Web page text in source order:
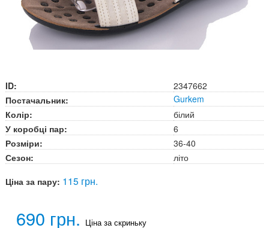
ID:
2347662
Постачальник:
Gurkem
Колір:
білий
У коробці пар:
6
Розміри:
36-40
Сезон:
літо
Ціна за пару: 115 грн.
690 грн. Ціна за скриньку